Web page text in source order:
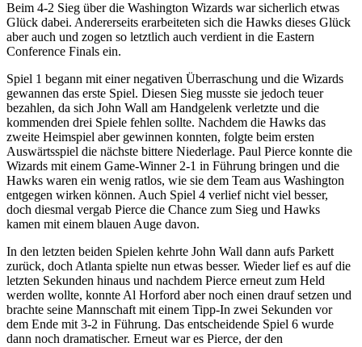
Beim 4-2 Sieg über die Washington Wizards war sicherlich etwas
Glück dabei. Andererseits erarbeiteten sich die Hawks dieses Glück
aber auch und zogen so letztlich auch verdient in die Eastern
Conference Finals ein.
Spiel 1 begann mit einer negativen Überraschung und die Wizards
gewannen das erste Spiel. Diesen Sieg musste sie jedoch teuer
bezahlen, da sich John Wall am Handgelenk verletzte und die
kommenden drei Spiele fehlen sollte. Nachdem die Hawks das
zweite Heimspiel aber gewinnen konnten, folgte beim ersten
Auswärtsspiel die nächste bittere Niederlage. Paul Pierce konnte die
Wizards mit einem Game-Winner 2-1 in Führung bringen und die
Hawks waren ein wenig ratlos, wie sie dem Team aus Washington
entgegen wirken können. Auch Spiel 4 verlief nicht viel besser,
doch diesmal vergab Pierce die Chance zum Sieg und Hawks
kamen mit einem blauen Auge davon.
In den letzten beiden Spielen kehrte John Wall dann aufs Parkett
zurück, doch Atlanta spielte nun etwas besser. Wieder lief es auf die
letzten Sekunden hinaus und nachdem Pierce erneut zum Held
werden wollte, konnte Al Horford aber noch einen drauf setzen und
brachte seine Mannschaft mit einem Tipp-In zwei Sekunden vor
dem Ende mit 3-2 in Führung. Das entscheidende Spiel 6 wurde
dann noch dramatischer. Erneut war es Pierce, der den